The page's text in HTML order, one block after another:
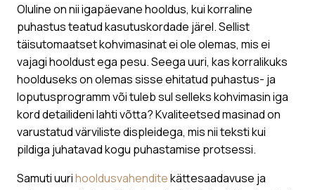
Oluline on nii igapäevane hooldus, kui korraline
puhastus teatud kasutuskordade järel. Sellist
täisutomaatset kohvimasinat ei ole olemas, mis ei
vajagi hooldust ega pesu. Seega uuri, kas korralikuks
hoolduseks on olemas sisse ehitatud puhastus- ja
loputusprogramm või tuleb sul selleks kohvimasin iga
kord detailideni lahti võtta? Kvaliteetsed masinad on
varustatud värviliste displeidega, mis nii teksti kui
pildiga juhatavad kogu puhastamise protsessi.
Samuti uurihooldusvahenditekättesaadavuse ja